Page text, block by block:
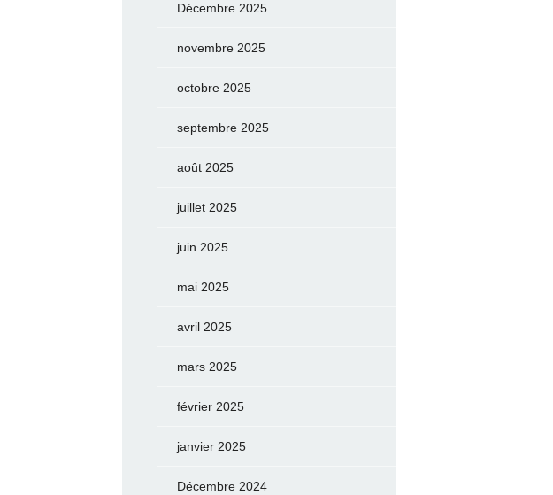
Décembre 2025
novembre 2025
octobre 2025
septembre 2025
août 2025
juillet 2025
juin 2025
mai 2025
avril 2025
mars 2025
février 2025
janvier 2025
Décembre 2024